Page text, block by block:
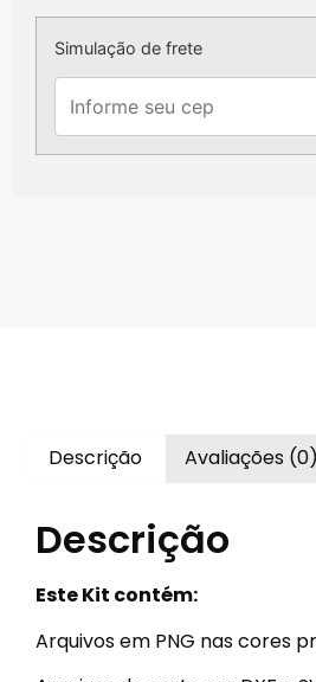
Simulação de frete
Descrição Avaliações (0)
Descrição
Este Kit contém:
Arquivos em PNG nas cores